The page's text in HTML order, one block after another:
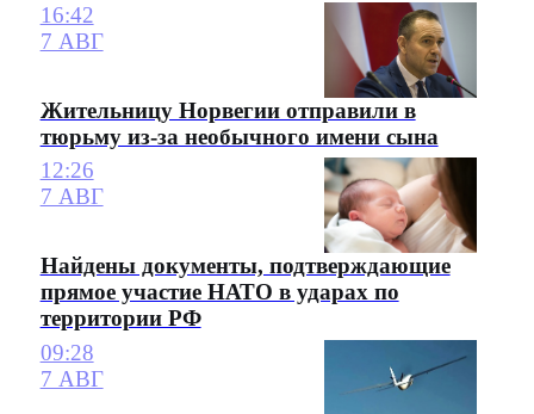
16:42
7 АВГ
Жительницу Норвегии отправили в
тюрьму из-за необычного имени сына
12:26
7 АВГ
Найдены документы, подтверждающие
прямое участие НАТО в ударах по
территории РФ
09:28
7 АВГ